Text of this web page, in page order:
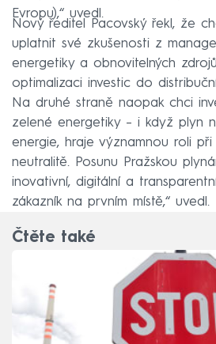
Evropu),“ uvedl.
Nový ředitel Pacovský řekl, že
uplatnit své zkušenosti z
energetiky a obnovitelných
optimalizaci investic do
Na druhé straně naopak chci
zelené energetiky – i když plyn
energie, hraje významnou roli
neutralitě. Posunu Pražskou
inovativní, digitální a
zákazník na prvním místě,“ uvedl.
Čtěte také